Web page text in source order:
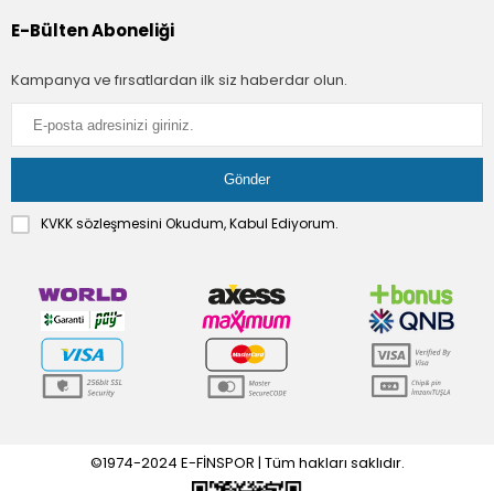
E-Bülten Aboneliği
Kampanya ve fırsatlardan ilk siz haberdar olun.
KVKK sözleşmesini Okudum, Kabul Ediyorum.
©1974-2024 E-FİNSPOR | Tüm hakları saklıdır.